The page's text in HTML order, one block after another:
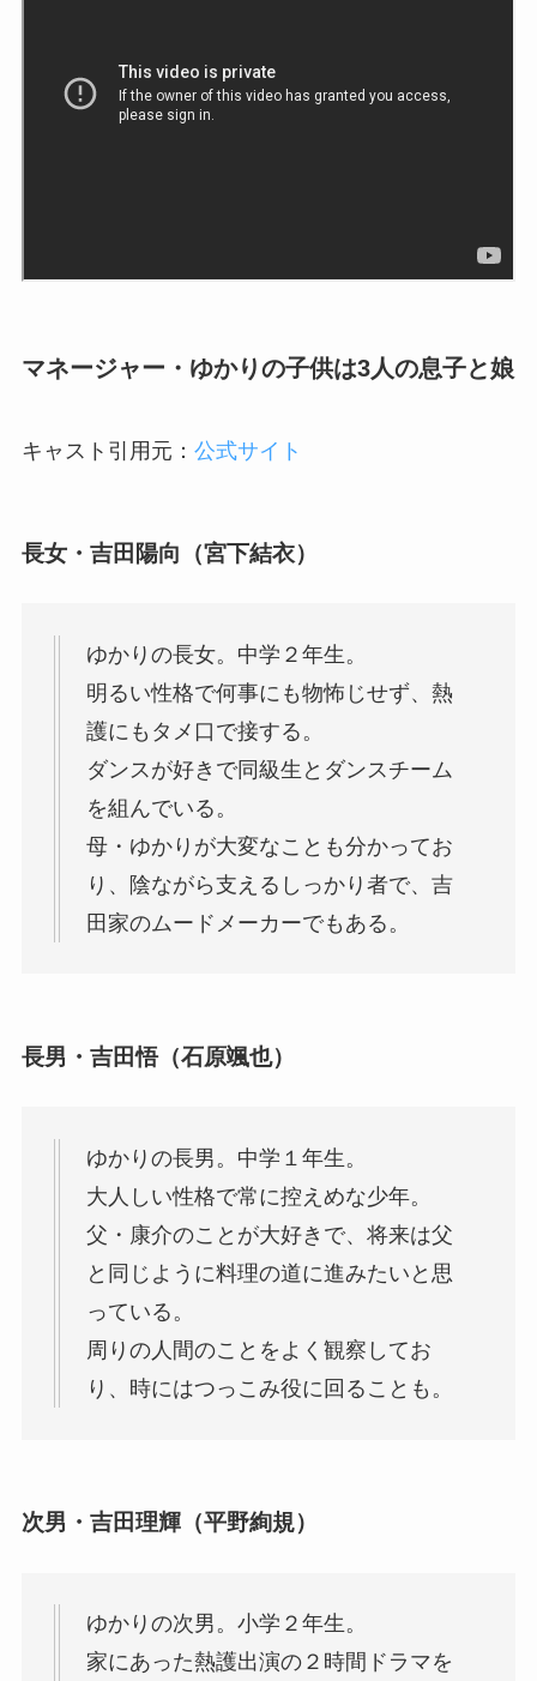
マネージャー・ゆかりの子供は3人の息子と娘
キャスト引用元： 公式サイト
長女・ 吉田 陽向（宮下結衣）
ゆかりの長女。中学２年生。
明るい性格で何事にも物怖じせず、熱
護にもタメ口で接する。
ダンスが好きで同級生とダンスチーム
を組んでいる。
母・ゆかりが大変なことも分かってお
り、陰ながら支えるしっかり者で、吉
田家のムードメーカーでもある。
長男・吉田悟（石原颯也）
ゆかりの長男。中学１年生。
大人しい性格で常に控えめな少年。
父・康介のことが大好きで、将来は父
と同じように料理の道に進みたいと思
っている。
周りの人間のことをよく観察してお
り、時にはつっこみ役に回ることも。
次男・吉田理輝（平野絢規）
ゆかりの次男。小学２年生。
家にあった熱護出演の２時間ドラマを